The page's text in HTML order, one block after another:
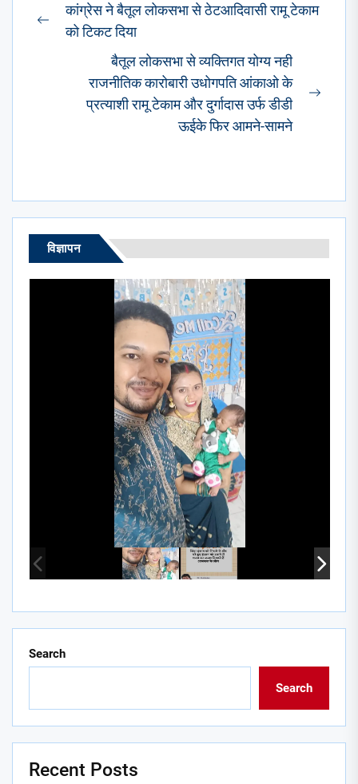
navigation
Previous
कांग्रेस ने बैतूल लोकसभा से ठेटआदिवासी रामू टेकाम
को टिकट दिया
बैतूल लोकसभा से व्यक्तिगत योग्य नही
राजनीतिक कारोबारी उधोगपति आंकाओ के
प्रत्याशी रामू टेकाम और दुर्गादास उर्फ डीडी
ऊईके फिर आमने-सामने
विज्ञापन
Search
Search
Recent Posts